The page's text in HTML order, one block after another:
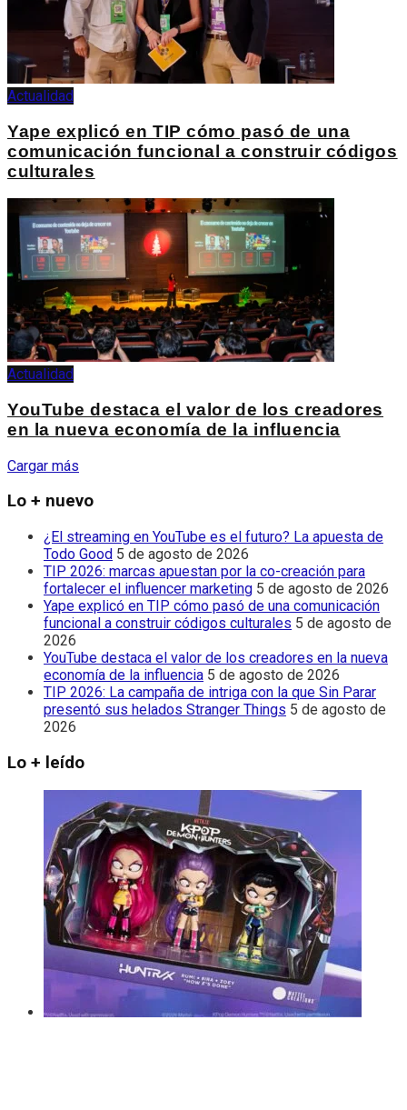
Actualidad
Yape explicó en TIP cómo pasó de una
comunicación funcional a construir códigos
culturales
Actualidad
YouTube destaca el valor de los creadores
en la nueva economía de la influencia
Cargar más
Lo + nuevo
¿El streaming en YouTube es el futuro? La apuesta de
Todo Good 5 de agosto de 2026
TIP 2026: marcas apuestan por la co-creación para
fortalecer el influencer marketing 5 de agosto de 2026
Yape explicó en TIP cómo pasó de una comunicación
funcional a construir códigos culturales 5 de agosto de
2026
YouTube destaca el valor de los creadores en la nueva
economía de la influencia 5 de agosto de 2026
TIP 2026: La campaña de intriga con la que Sin Parar
presentó sus helados Stranger Things 5 de agosto de
2026
Lo + leído